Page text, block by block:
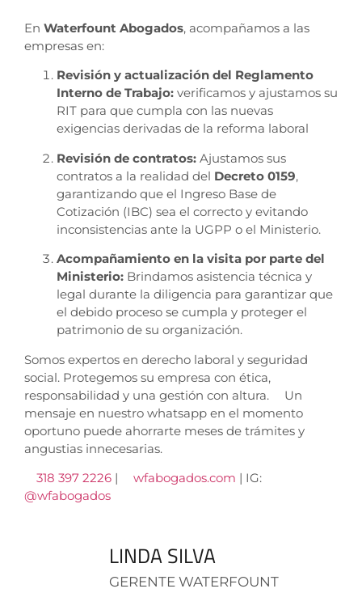
En Waterfount Abogados, acompañamos a las
empresas en:
Revisión y actualización del Reglamento
Interno de Trabajo: verificamos y ajustamos su
RIT para que cumpla con las nuevas
exigencias derivadas de la reforma laboral
Revisión de contratos: Ajustamos sus
contratos a la realidad del Decreto 0159,
garantizando que el Ingreso Base de
Cotización (IBC) sea el correcto y evitando
inconsistencias ante la UGPP o el Ministerio.
Acompañamiento en la visita por parte del
Ministerio: Brindamos asistencia técnica y
legal durante la diligencia para garantizar que
el debido proceso se cumpla y proteger el
patrimonio de su organización.
Somos expertos en derecho laboral y seguridad
social. Protegemos su empresa con ética,
responsabilidad y una gestión con altura.
Un
mensaje en nuestro whatsapp en el momento
oportuno puede ahorrarte meses de trámites y
angustias innecesarias.
318 397 2226 | wfabogados.com | IG:
@wfabogados
LINDA SILVA
GERENTE WATERFOUNT